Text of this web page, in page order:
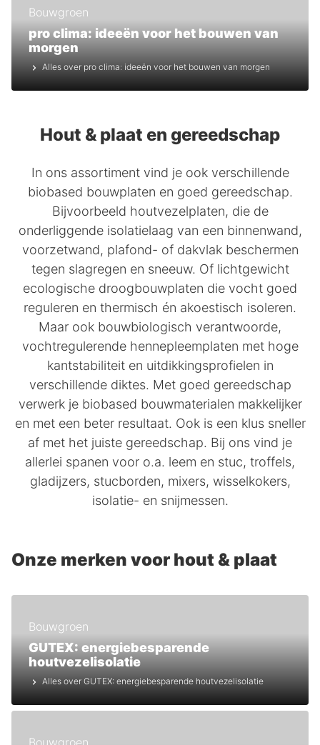
pro clima: ideeën voor het bouwen van
morgen
Bouwgroen
Alles over pro clima: ideeën voor het bouwen van morgen
Hout & plaat en gereedschap
In ons assortiment vind je ook verschillende
biobased bouwplaten en goed gereedschap.
Bijvoorbeeld houtvezelplaten, die de
onderliggende isolatielaag van een binnenwand,
voorzetwand, plafond- of dakvlak beschermen
tegen slagregen en sneeuw. Of lichtgewicht
ecologische droogbouwplaten die vocht goed
reguleren en thermisch én akoestisch isoleren.
Maar ook bouwbiologisch verantwoorde,
vochtregulerende hennepleemplaten met hoge
kantstabiliteit en uitdikkingsprofielen in
verschillende diktes. Met goed gereedschap
verwerk je biobased bouwmaterialen makkelijker
en met een beter resultaat. Ook is een klus sneller
af met het juiste gereedschap. Bij ons vind je
allerlei spanen voor o.a. leem en stuc, troffels,
gladijzers, stucborden, mixers, wisselkokers,
isolatie- en snijmessen.
Onze merken voor hout & plaat
GUTEX: energiebesparende
houtvezelisolatie
Bouwgroen
Alles over GUTEX: energiebesparende houtvezelisolatie
Bouwgroen